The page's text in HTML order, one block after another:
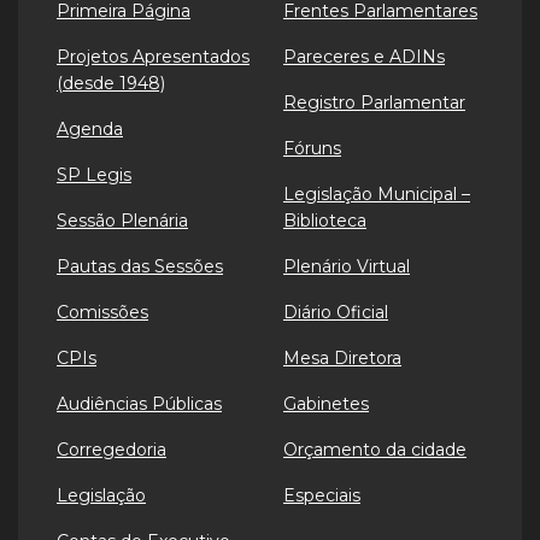
Primeira Página
Projetos Apresentados
(desde 1948)
Agenda
SP Legis
Sessão Plenária
Pautas das Sessões
Comissões
CPIs
Audiências Públicas
Corregedoria
Legislação
Frentes Parlamentares
Pareceres e ADINs
Registro Parlamentar
Fóruns
Legislação Municipal –
Biblioteca
Plenário Virtual
Diário Oficial
Mesa Diretora
Gabinetes
Orçamento da cidade
Especiais